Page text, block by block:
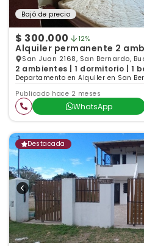
Bajó de precio
$ 300.000 12%
Alquiler permanente 2
San Juan 2168, San Bernardo,
2 ambientes | 1 dormitorio | 1
Departamento en Alquiler en San
Publicado hace 2 meses
WhatsApp
Destacada